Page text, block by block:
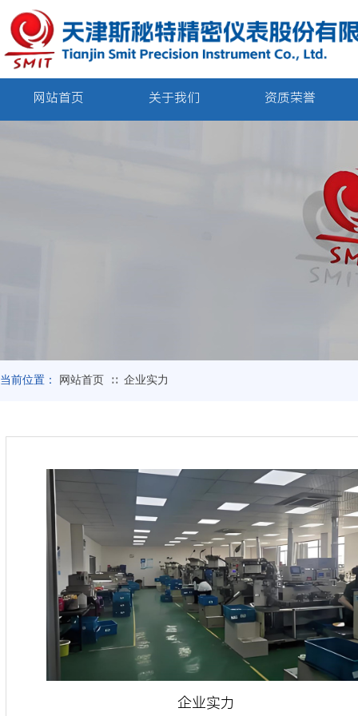
当前位置： 网站首页 ∷ 企业实力
企业实力
网站首页 关于我们 资质荣誉